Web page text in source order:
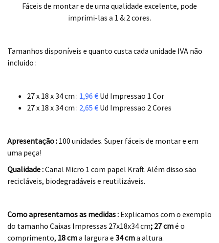
Fáceis de montar e de uma qualidade excelente, pode
imprimi-las a 1 & 2 cores.
Tamanhos disponíveis e quanto custa cada unidade IVA não
incluido :
27 x 18 x 34 cm : 1,96 € Ud Impressao 1 Cor
27 x 18 x 34 cm : 2,65 € Ud Impressao 2 Cores
Apresentação : 100 unidades. Super fáceis de montar e em
uma peça!
Qualidade :Canal Micro 1 com papel Kraft. Além disso são
recicláveis, biodegradáveis e reutilizáveis.
Como apresentamos as medidas : Explicamos com o exemplo
do tamanho Caixas Impressas 27x18x34 cm; 27 cmé o
comprimento, 18 cma largura e 34 cma altura.